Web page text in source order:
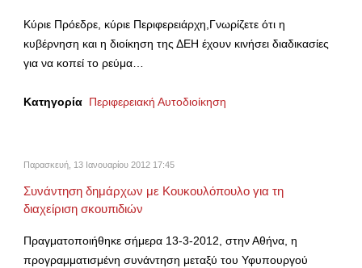
Κύριε Πρόεδρε, κύριε Περιφερειάρχη,Γνωρίζετε ότι η
κυβέρνηση και η διοίκηση της ΔΕΗ έχουν κινήσει διαδικασίες
για να κοπεί το ρεύμα…
Κατηγορία Περιφερειακή Αυτοδιοίκηση
Παρασκευή, 13 Ιανουαρίου 2012 17:45
Συνάντηση δημάρχων με Κουκουλόπουλο για τη
διαχείριση σκουπιδιών
Πραγματοποιήθηκε σήμερα 13-3-2012, στην Αθήνα, η
προγραμματισμένη συνάντηση μεταξύ του Υφυπουργού